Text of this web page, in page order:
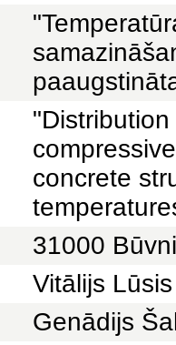
concrete
31000
Vitālijs Lūsis
Genādijs